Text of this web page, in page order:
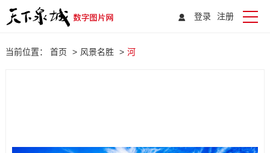
登录 注册
当前位置： 首页 > 风景名胜 > 河